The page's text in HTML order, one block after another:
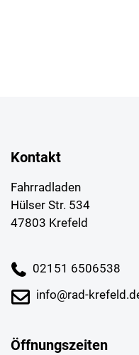
Kontakt
Fahrradladen
Hülser Str. 534
47803 Krefeld
02151 6506538
info@rad-
Öffnungszeiten